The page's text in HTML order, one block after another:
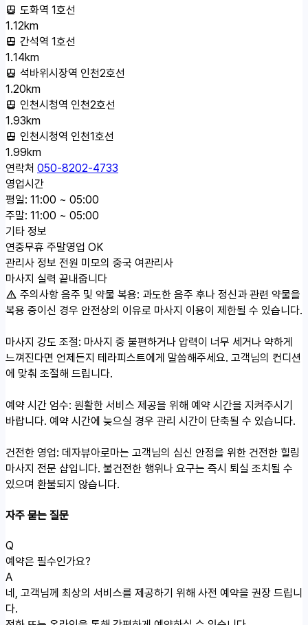
도화역 1호선
1.12km
간석역 1호선
1.14km
석바위시장역 인천2호선
1.20km
인천시청역 인천2호선
1.93km
인천시청역 인천1호선
1.99km
연락처 050-8202-4733
영업시간
평일: 11:00 ~ 05:00
주말: 11:00 ~ 05:00
기타 정보
연중무휴 주말영업 OK
관리사 정보 전원 미모의 중국 여관리사
마사지 실력 끝내줍니다
주의사항음주 및 약물 복용: 과도한 음주 후나 정신과 관련 약물을
복용 중이신 경우 안전상의 이유로 마사지 이용이 제한될 수 있습니다.
마사지 강도 조절: 마사지 중 불편하거나 압력이 너무 세거나 약하게
느껴진다면 언제든지 테라피스트에게 말씀해주세요. 고객님의 컨디션
에 맞춰 조절해 드립니다.
예약 시간 엄수: 원활한 서비스 제공을 위해 예약 시간을 지켜주시기
바랍니다. 예약 시간에 늦으실 경우 관리 시간이 단축될 수 있습니다.
건전한 영업: 데자뷰아로마는 고객님의 심신 안정을 위한 건전한 힐링
마사지 전문 샵입니다. 불건전한 행위나 요구는 즉시 퇴실 조치될 수
있으며 환불되지 않습니다.
자주 묻는 질문
Q
예약은 필수인가요?
A
네, 고객님께 최상의 서비스를 제공하기 위해 사전 예약을 권장 드립니
다.